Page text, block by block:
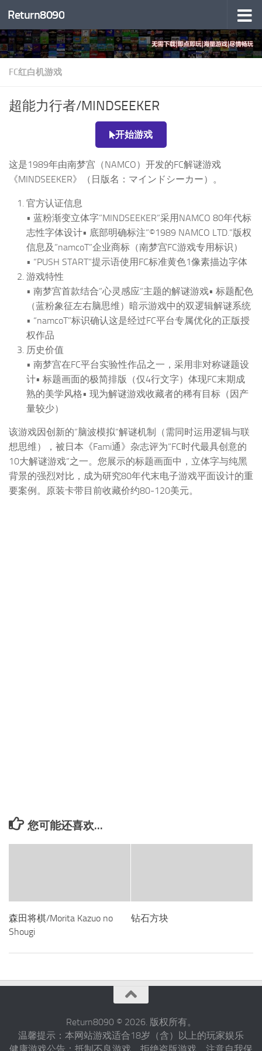
跳至内容
Return8090
FC红白机游戏
超能力行者/MINDSEEKER
开始游戏
这是1989年由南梦宫（NAMCO）开发的FC解谜游戏
《MINDSEEKER》（日版名：マインドシーカー）。
官方认证信息
• 蓝粉渐变立体字”MINDSEEKER”采用NAMCO 80年代标
志性字体设计• 底部明确标注”©1989 NAMCO LTD.”版权
信息及”namcoT”企业商标（南梦宫FC游戏专用标识）
• “PUSH START”提示语使用FC标准黄色1像素描边字体
游戏特性
• 南梦宫首款结合”心灵感应”主题的解谜游戏• 标题配色
（蓝粉象征左右脑思维）暗示游戏中的双逻辑解谜系统
• “namcoT”标识确认这是经过FC平台专属优化的正版授
权作品
历史价值
• 南梦宫在FC平台实验性作品之一，采用非对称谜题设
计• 标题画面的极简排版（仅4行文字）体现FC末期成
熟的美学风格• 现为解谜游戏收藏者的稀有目标（因产
量较少）
该游戏因创新的”脑波模拟”解谜机制（需同时运用逻辑与联
想思维），被日本《Fami通》杂志评为”FC时代最具创意的
10大解谜游戏”之一。您展示的标题画面中，立体字与纯黑
背景的强烈对比，成为研究80年代末电子游戏平面设计的重
要案例。原装卡带目前收藏价约80-120美元。
您可能还喜欢...
森田将棋/Morita Kazuo no
Shougi
钻石方块
Return8090 © 2026. 版权所有。
温馨提示：本网站游戏适合18岁（含）以上的玩家娱乐